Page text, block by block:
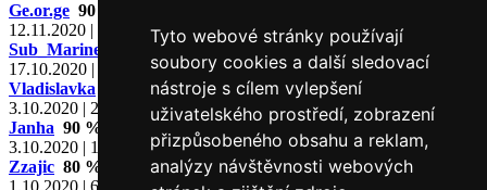
Tyto webové stránky používají
soubory cookies a další sledovací
nástroje s cílem vylepšení
uživatelského prostředí, zobrazení
přizpůsobeného obsahu a reklam,
analýzy návštěvnosti webových
Ge.or.ge 90 %
12.11.2020 | 82 hodnocení
Sub_Marine
17.10.2020 | 45 hodnocení
Vladislavka
3.10.2020 | 212 hodnocení
Janha 90 %
3.10.2020 | 147 hodnocení
Zzajic 80 %
1.10.2020 | 60 hodnocení